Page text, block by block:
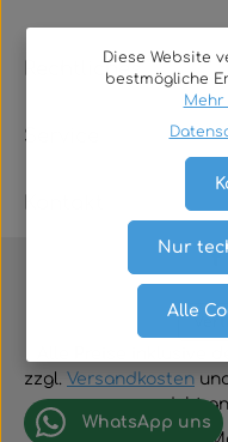
Rechtliches
Service
zzgl. Versandkosten
nicht
WhatsApp uns
Diese Website
bestmögliche
Mehr
Nur
Alle